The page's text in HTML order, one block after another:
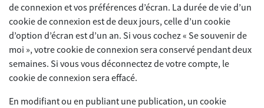
de connexion et vos préférences d’écran. La durée de vie d’un
cookie de connexion est de deux jours, celle d’un cookie
d’option d’écran est d’un an. Si vous cochez « Se souvenir de
moi », votre cookie de connexion sera conservé pendant deux
semaines. Si vous vous déconnectez de votre compte, le
cookie de connexion sera effacé.
En modifiant ou en publiant une publication, un cookie